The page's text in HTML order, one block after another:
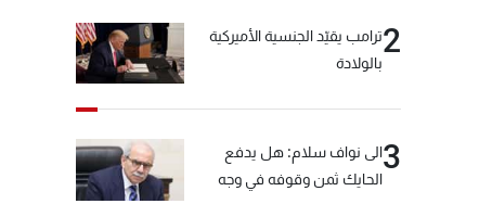
2ترامب يقيّد الجنسية الأميركية
بالولادة
3الى نواف سلام: هل يدفع
الحايك ثمن وقوفه في وجه